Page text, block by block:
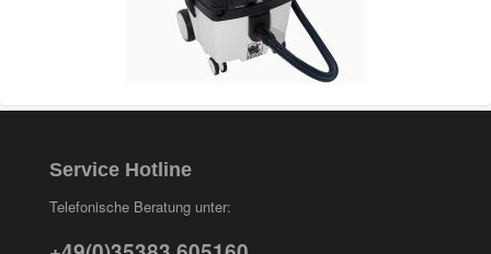
Service Hotline
Telefonische Beratung unter: